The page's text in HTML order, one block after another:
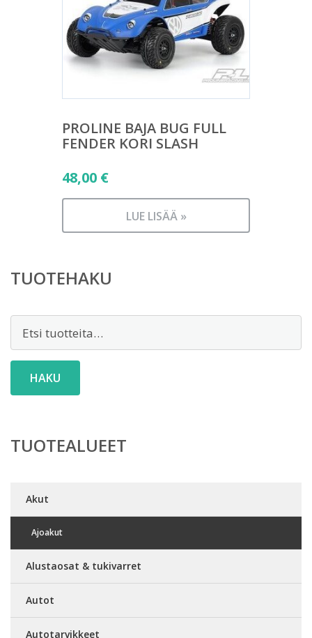
PROLINE BAJA BUG FULL
FENDER KORI SLASH
48,00 €
LUE LISÄÄ »
TUOTEHAKU
HAKU
TUOTEALUEET
Akut
Ajoakut
Alustaosat & tukivarret
Autot
Autotarvikkeet